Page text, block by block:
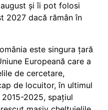
și îi pot folosi
2027 dacă rămân în
este singura țară
Europeană care a
de cercetare,
de locuitor, în ultimul
2025, spațiul